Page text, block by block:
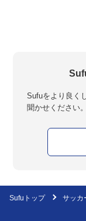
Sufuをより良く
聞かせください。
Sufuトップ サッカ